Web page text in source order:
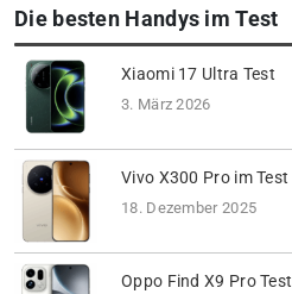
Die besten Handys im Test
Xiaomi 17 Ultra Test
3. März 2026
Vivo X300 Pro im Test
18. Dezember 2025
Oppo Find X9 Pro Test